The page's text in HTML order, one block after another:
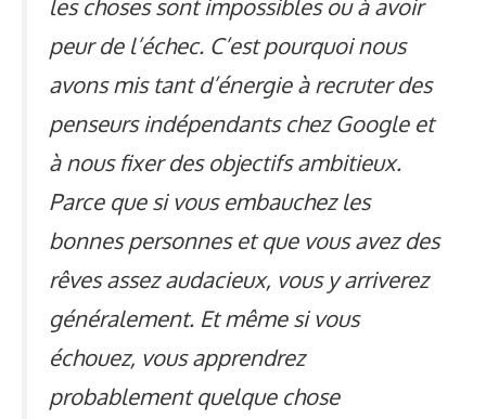
les choses sont impossibles ou à avoir
peur de l’échec. C’est pourquoi nous
avons mis tant d’énergie à recruter des
penseurs indépendants chez Google et
à nous fixer des objectifs ambitieux.
Parce que si vous embauchez les
bonnes personnes et que vous avez des
rêves assez audacieux, vous y arriverez
généralement. Et même si vous
échouez, vous apprendrez
probablement quelque chose